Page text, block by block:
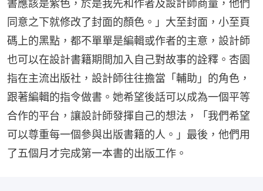
書應該是紫色，於是我先和作者及設計師商量，他們
同意之下就修改了封面的顏色。」大至封面，小至頁
碼上的黑點，都不單單是編輯或作者的主意，設計師
也可以在設計書籍期間加入自己對故事的詮釋。杏園
指在主流出版社，設計師往往擔當「輔助」的角色，
跟著編輯的指令做書。她希望後話可以成為一個平等
合作的平台，讓設計師發揮自己的想法，「我們希望
可以尊重每一個參與出版書籍的人。」最後，他們用
了五個月才完成第一本書的出版工作。